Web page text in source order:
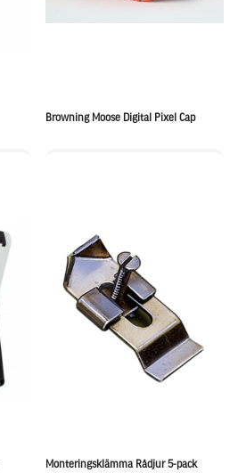
Browning Moose Digital Pixel Cap
Monteringsklämma Rådjur 5-pack